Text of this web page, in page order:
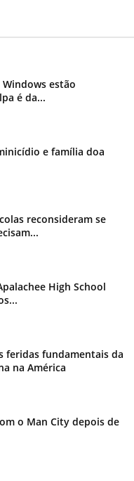
estão
é da...
e família doa
reconsideram se
High School
feridas fundamentais da
na América
o Man City depois de